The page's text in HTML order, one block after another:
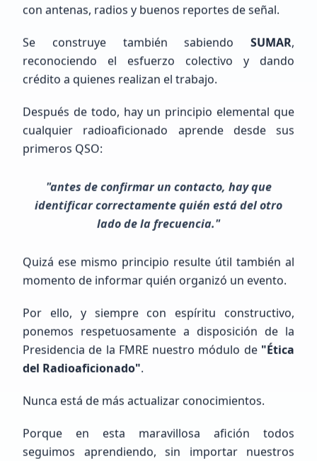
Raul humbertoCisneros Delgado
Principiante (SWL / Aspirante)
Mexico, Chih., JUÁREZ
Próximos Eventos Calendario completo
con antenas, radios y buenos reportes de señal.
Se construye también sabiendo SUMAR,
reconociendo el esfuerzo colectivo y dando
crédito a quienes realizan el trabajo.
Después de todo, hay un principio elemental que
cualquier radioaficionado aprende desde sus
primeros QSO:
"antes de confirmar un contacto, hay que
identificar correctamente quién está del otro
lado de la frecuencia."
Quizá ese mismo principio resulte útil también al
momento de informar quién organizó un evento.
Por ello, y siempre con espíritu constructivo,
ponemos respetuosamente a disposición de la
Presidencia de la FMRE nuestro módulo de "Ética
del Radioaficionado".
Nunca está de más actualizar conocimientos.
Porque en esta maravillosa afición todos
seguimos aprendiendo, sin importar nuestros